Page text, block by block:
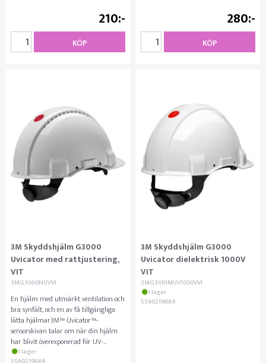
210
KÖP
280
KÖP
3M Skyddshjälm G3000
Uvicator med rattjustering,
VIT
3MG3000NUVVI
En hjälm med utmärkt ventilation och
bra synfält, och en av få tillgängliga
lätta hjälmar3M™ Uvicator™-
sensorskivan talar om när din hjälm
har blivit överexponerad för UV-
strålning och måste bytas u
I lager
3M Skyddshjälm G3000
Uvicator dielektrisk 1000V
VIT
3MG3001MUV1000VVI
I lager
5560219684